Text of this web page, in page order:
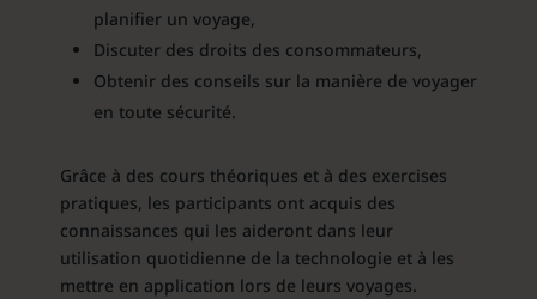
planifier un voyage,
Discuter des droits des consommateurs,
Obtenir des conseils sur la manière de voyager
en toute sécurité.
Grâce à des cours théoriques et à des exercises
pratiques, les participants ont acquis des
connaissances qui les aideront dans leur
utilisation quotidienne de la technologie et à les
mettre en application lors de leurs voyages.